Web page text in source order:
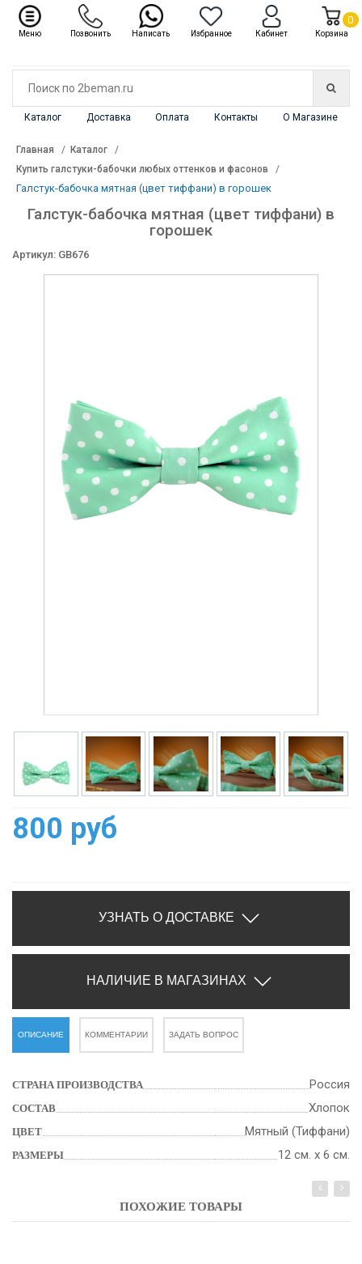
Каталог Доставка Оплата Контакты О Магазине
Каталог ✖
Главная
Каталог
Купить галстуки-бабочки любых оттенков и фасонов
Галстук-бабочка мятная (цвет тиффани) в горошек
Галстук-бабочка мятная (цвет тиффани) в
горошек
Артикул: GB676
800 руб
УЗНАТЬ О ДОСТАВКЕ
НАЛИЧИЕ В МАГАЗИНАХ
ОПИСАНИЕ КОММЕНТАРИИ ЗАДАТЬ ВОПРОС
СТРАНА ПРОИЗВОДСТВА Россия
СОСТАВ Хлопок
ЦВЕТ Мятный (Тиффани)
РАЗМЕРЫ 12 см. х 6 см.
ПОХОЖИЕ ТОВАРЫ
Меню Позвонить Написать Избранное Кабинет Корзина
0